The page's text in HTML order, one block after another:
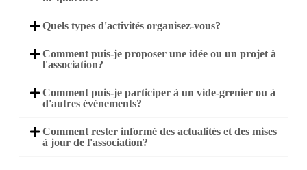
Quels types d'activités organisez-vous?
Comment puis-je proposer une idée ou un projet à
l'association?
Comment puis-je participer à un vide-grenier ou à
d'autres événements?
Comment rester informé des actualités et des mises
à jour de l'association?